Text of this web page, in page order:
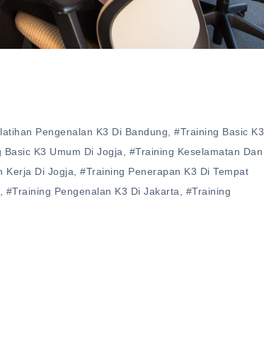
Pengenalan K3 Di Bandung
#training Basic K3
K3 Umum Di Jogja
#training Keselamatan Dan
Kerja Di Jogja
#training Penerapan K3 Di Tempat
#training Pengenalan K3 Di Jakarta
#training